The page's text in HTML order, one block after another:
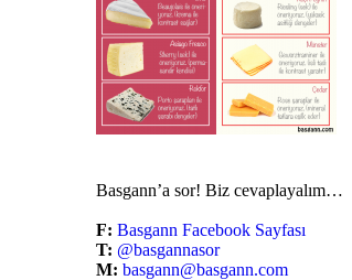
Basgann’a sor! Biz cevaplayalım…
F: Basgann Facebook Sayfası
T: @basgannasor
M: basgann@basgann.com